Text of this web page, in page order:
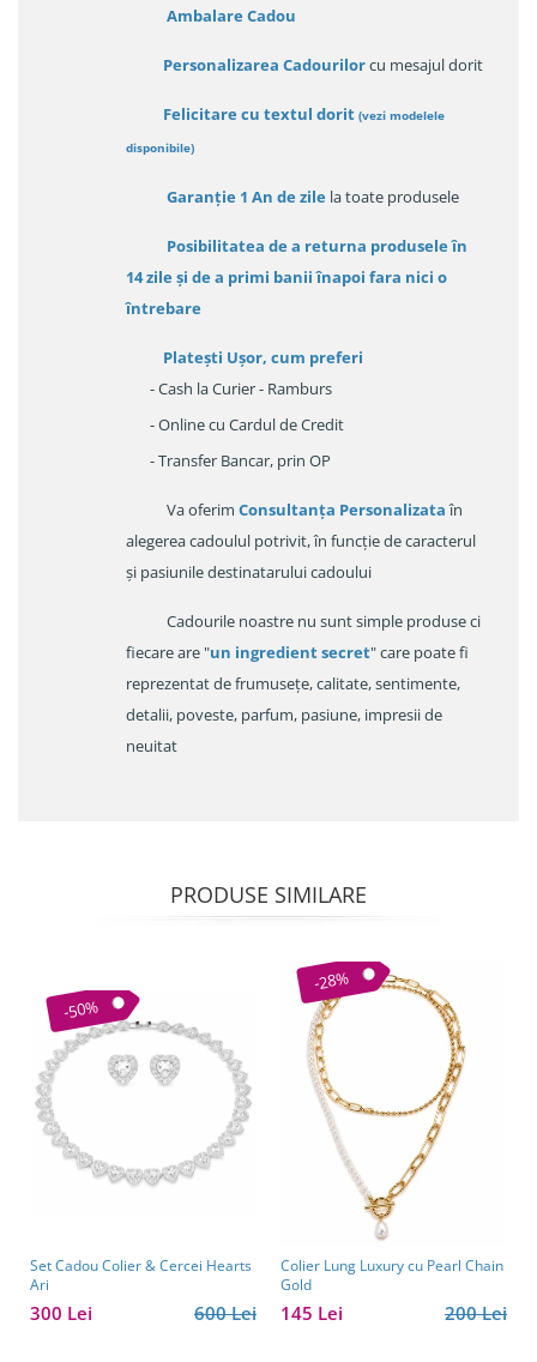
Ambalare Cadou
Personalizarea Cadourilorcu mesajul dorit
Felicitare cu textul dorit (vezi modelele
disponibile)
Garanție 1 An de zile la toate produsele
Posibilitatea de a returna produsele în
14 zileși de a primi banii înapoi fara nici o
întrebare
Platești Ușor, cum preferi
- Cash la Curier - Ramburs
- Online cu Cardul de Credit
- Transfer Bancar, prin OP
Va oferim Consultanța Personalizataîn
alegerea cadoulul potrivit, în funcție de caracterul
și pasiunile destinatarului cadoului
Cadourile noastre nu sunt simple produse ci
fiecare are "un ingredient secret" care poate fi
reprezentat de frumusețe, calitate, sentimente,
detalii, poveste, parfum, pasiune, impresii de
neuitat
PRODUSE SIMILARE
-50%
Set Cadou Colier & Cercei Hearts
Ari
600 Lei
300 Lei
-28%
Colier Lung Luxury cu Pearl Chain
Gold
200 Lei
145 Lei